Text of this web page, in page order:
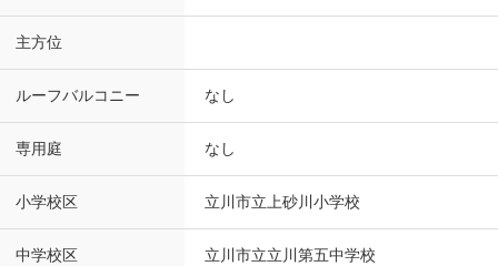
主方位
ルーフバルコニー なし
専用庭 なし
小学校区 立川市立上砂川小学校
中学校区 立川市立立川第五中学校